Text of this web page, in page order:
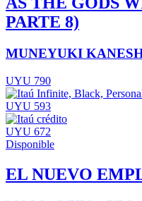
PARTE 8)
MUNEYUKI
UYU 790
UYU 593
UYU 672
Disponible
EL NUEVO